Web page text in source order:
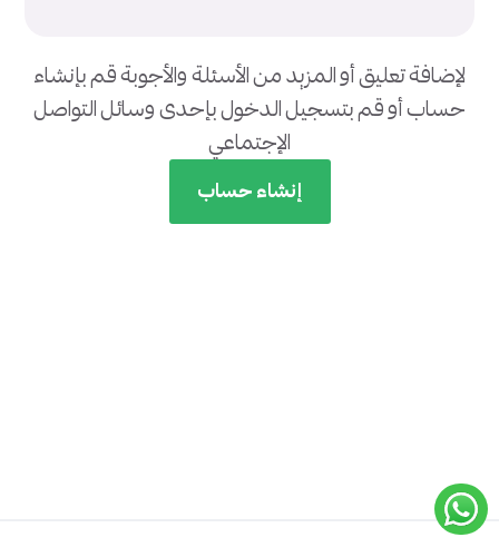
لإضافة تعليق أو المزيد من الأسئلة والأجوبة قم بإنشاء
حساب أو قم بتسجيل الدخول بإحدى وسائل التواصل
الإجتماعي
إنشاء حساب